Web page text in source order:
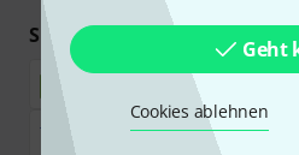
Geht
Cookies ablehnen
Sicher einkaufen & bezahlen